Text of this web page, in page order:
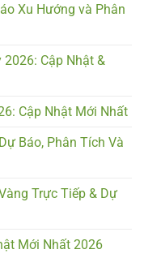
Xu Hướng và Phân
Cập Nhật &
Cập Nhật Mới Nhất
Báo, Phân Tích Và
Trực Tiếp & Dự
Mới Nhất 2026